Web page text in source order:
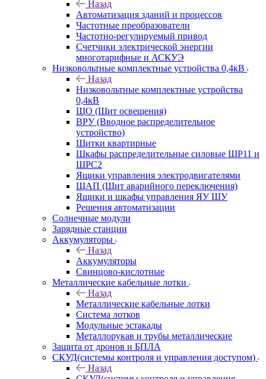
Назад
Автоматизация зданий и процессов
Частотные преобразователи
Частотно-регулируемый привод
Счетчики электрической энергии
многотарифные и АСКУЭ
Низковольтные комплектные устройства 0,4кВ
Назад
Низковольтные комплектные устройства
0,4кВ
ЩО (Щит освещения)
ВРУ (Вводное распределительное
устройство)
Щитки квартирные
Шкафы распределительные силовые ШР11 и
ШРС2
Ящики управления электродвигателями
ЩАП (Щит аварийного переключения)
Ящики и шкафы управления ЯУ ШУ
Решения автоматизации
Солнечные модули
Зарядные станции
Аккумуляторы
Назад
Аккумуляторы
Свинцово-кислотные
Металлические кабельные лотки
Назад
Металлические кабельные лотки
Система лотков
Модульные эстакады
Металлорукав и трубы металлические
Защита от дронов и БПЛА
СКУД(системы контроля и управления доступом)
Назад